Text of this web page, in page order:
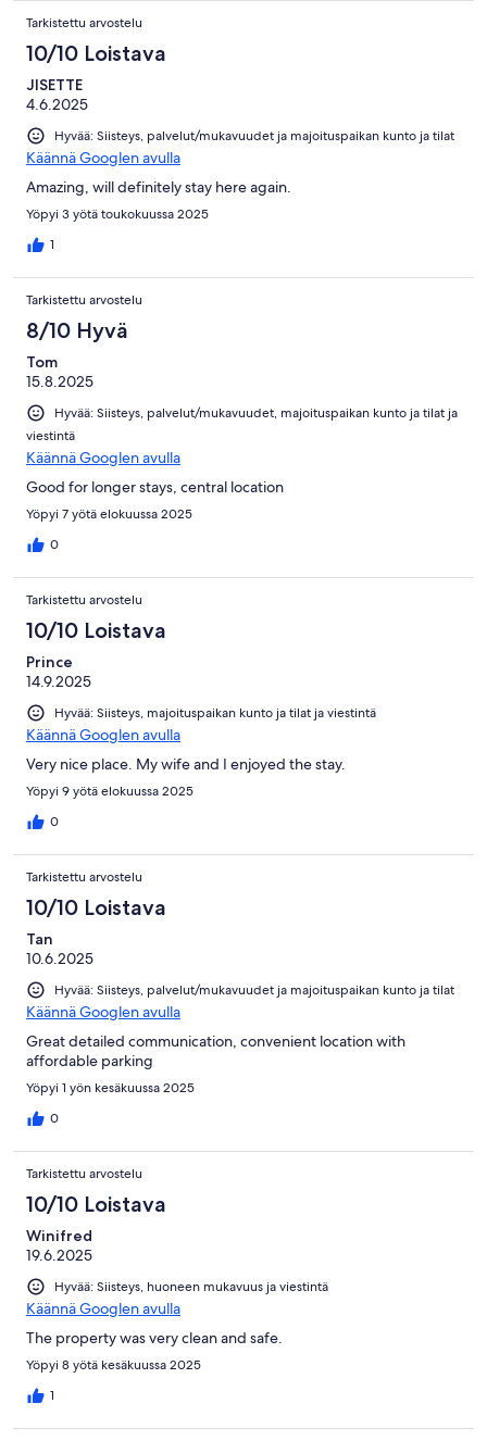
Tarkistettu arvostelu
10/10 Loistava
JISETTE
4.6.2025
Hyvää: Siisteys, palvelut/mukavuudet ja majoituspaikan kunto ja tilat
Käännä Googlen avulla
Amazing, will definitely stay here again.
Yöpyi 3 yötä toukokuussa 2025
1
Tarkistettu arvostelu
8/10 Hyvä
Tom
15.8.2025
Hyvää: Siisteys, palvelut/mukavuudet, majoituspaikan kunto ja tilat ja
viestintä
Käännä Googlen avulla
Good for longer stays, central location
Yöpyi 7 yötä elokuussa 2025
0
Tarkistettu arvostelu
10/10 Loistava
Prince
14.9.2025
Hyvää: Siisteys, majoituspaikan kunto ja tilat ja viestintä
Käännä Googlen avulla
Very nice place. My wife and I enjoyed the stay.
Yöpyi 9 yötä elokuussa 2025
0
Tarkistettu arvostelu
10/10 Loistava
Tan
10.6.2025
Hyvää: Siisteys, palvelut/mukavuudet ja majoituspaikan kunto ja tilat
Käännä Googlen avulla
Great detailed communication, convenient location with
affordable parking
Yöpyi 1 yön kesäkuussa 2025
0
Tarkistettu arvostelu
10/10 Loistava
Winifred
19.6.2025
Hyvää: Siisteys, huoneen mukavuus ja viestintä
Käännä Googlen avulla
The property was very clean and safe.
Yöpyi 8 yötä kesäkuussa 2025
1